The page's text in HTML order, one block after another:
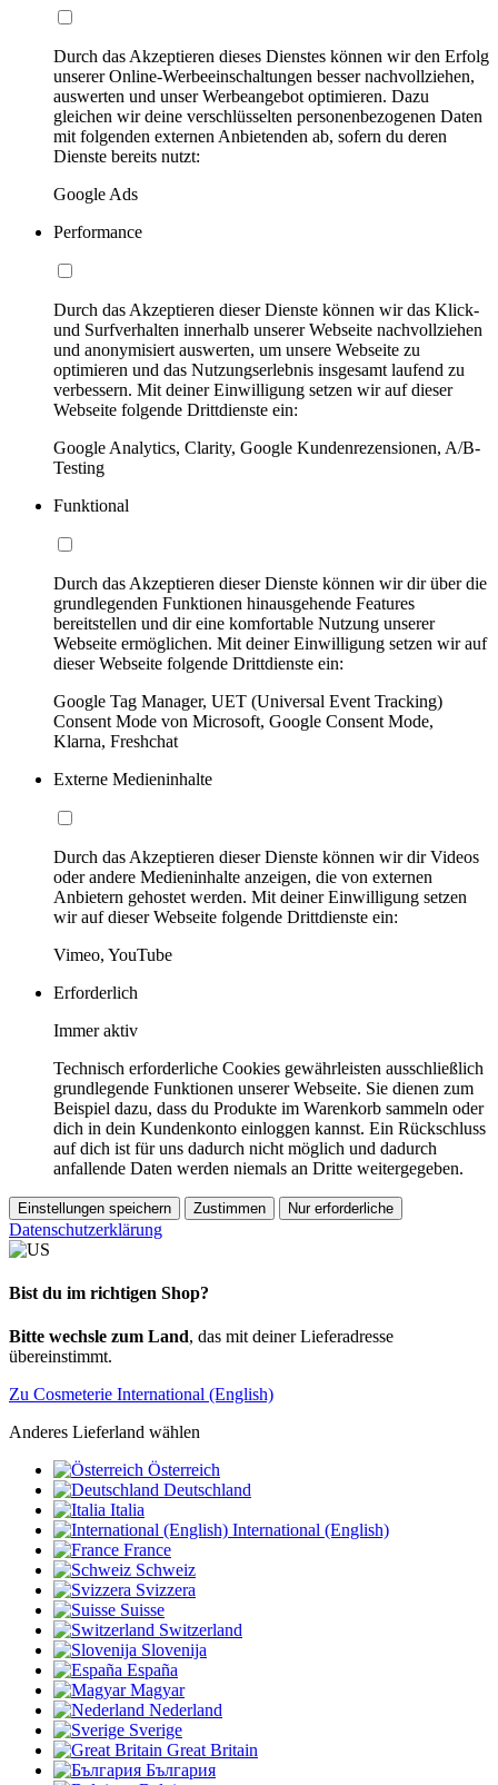
Durch das Akzeptieren dieses Dienstes können wir den Erfolg
unserer Online-Werbeeinschaltungen besser nachvollziehen,
auswerten und unser Werbeangebot optimieren. Dazu
gleichen wir deine verschlüsselten personenbezogenen Daten
mit folgenden externen Anbietenden ab, sofern du deren
Dienste bereits nutzt:
Google Ads
Performance
Durch das Akzeptieren dieser Dienste können wir das Klick-
und Surfverhalten innerhalb unserer Webseite nachvollziehen
und anonymisiert auswerten, um unsere Webseite zu
optimieren und das Nutzungserlebnis insgesamt laufend zu
verbessern. Mit deiner Einwilligung setzen wir auf dieser
Webseite folgende Drittdienste ein:
Google Analytics, Clarity, Google Kundenrezensionen, A/B-
Testing
Funktional
Durch das Akzeptieren dieser Dienste können wir dir über die
grundlegenden Funktionen hinausgehende Features
bereitstellen und dir eine komfortable Nutzung unserer
Webseite ermöglichen. Mit deiner Einwilligung setzen wir auf
dieser Webseite folgende Drittdienste ein:
Google Tag Manager, UET (Universal Event Tracking)
Consent Mode von Microsoft, Google Consent Mode,
Klarna, Freshchat
Externe Medieninhalte
Durch das Akzeptieren dieser Dienste können wir dir Videos
oder andere Medieninhalte anzeigen, die von externen
Anbietern gehostet werden. Mit deiner Einwilligung setzen
wir auf dieser Webseite folgende Drittdienste ein:
Vimeo, YouTube
Erforderlich
Immer aktiv
Technisch erforderliche Cookies gewährleisten ausschließlich
grundlegende Funktionen unserer Webseite. Sie dienen zum
Beispiel dazu, dass du Produkte im Warenkorb sammeln oder
dich in dein Kundenkonto einloggen kannst. Ein Rückschluss
auf dich ist für uns dadurch nicht möglich und dadurch
anfallende Daten werden niemals an Dritte weitergegeben.
Einstellungen speichern Zustimmen Nur erforderliche
Datenschutzerklärung
Bist du im richtigen Shop?
Bitte wechsle zum Land, das mit deiner Lieferadresse
übereinstimmt.
Zu Cosmeterie International (English)
Anderes Lieferland wählen
Österreich
Deutschland
Italia
International (English)
France
Schweiz
Svizzera
Suisse
Switzerland
Slovenija
España
Magyar
Nederland
Sverige
Great Britain
България